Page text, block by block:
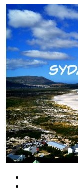
Skip
to
Main
Content